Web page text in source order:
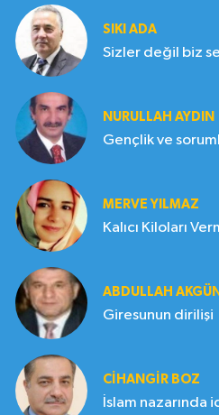
SIKI ADA
Sizler değil biz
NURULLAH AYDIN
Gençlik ve
MERVE YILMAZ
Kalıcı Kiloları
ABDULLAH AKGÜN
Giresunun dirilişi
CIHANGIR BOZ
İslam nazarında